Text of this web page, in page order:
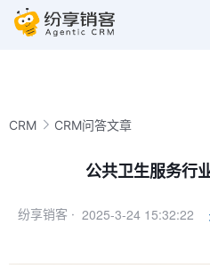
CRM CRM问答文章
公共卫生服务行
纷享销客 · 2025-3-24 15:32:22